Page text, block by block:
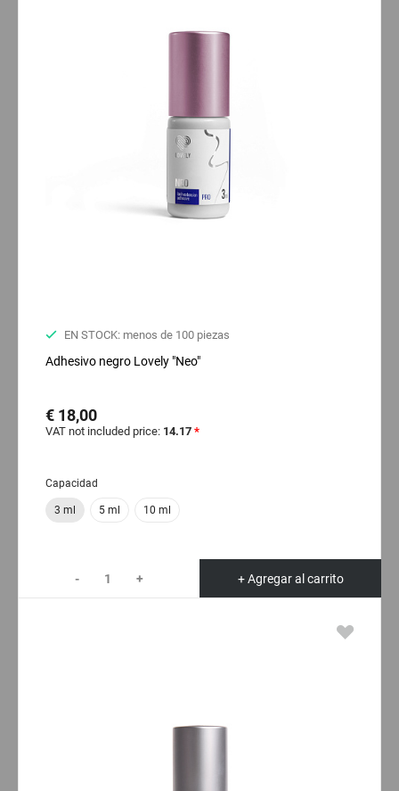
EN STOCK: menos de 100 piezas
Adhesivo negro Lovely "Neo"
€ 18,00
VAT not included price: 14.17 *
Capacidad
3 ml 5 ml 10 ml
- + + Agregar al carrito